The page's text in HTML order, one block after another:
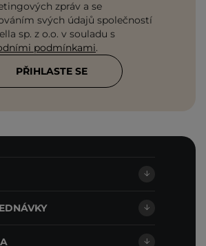
zpráv a se
svých údajů společností
sp. z o.o. v souladu s
podmínkami.
PŘIHLASTE SE